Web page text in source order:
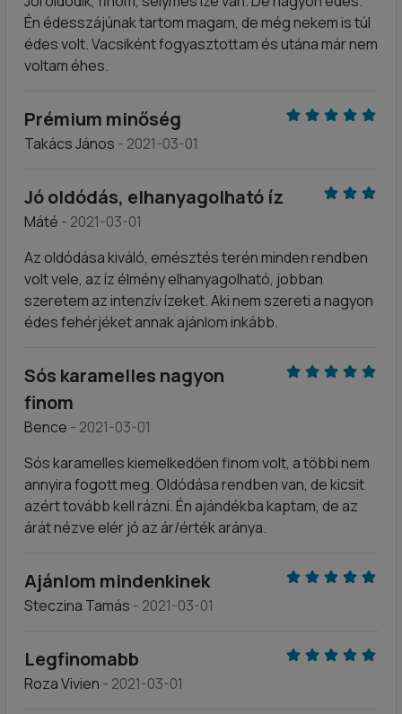
Én édesszájúnak tartom magam, de még nekem is túl
édes volt. Vacsiként fogyasztottam és utána már nem
voltam éhes.
Prémium minőség
Takács János - 2021-03-01
Jó oldódás, elhanyagolható íz
Máté - 2021-03-01
Az oldódása kiváló, emésztés terén minden rendben
volt vele, az íz élmény elhanyagolható, jobban
szeretem az intenzív ízeket. Aki nem szereti a nagyon
édes fehérjéket annak ajánlom inkább.
Sós karamelles nagyon
finom
Bence - 2021-03-01
Sós karamelles kiemelkedően finom volt, a többi nem
annyira fogott meg. Oldódása rendben van, de kicsit
azért tovább kell rázni. Én ajándékba kaptam, de az
árát nézve elér jó az ár/érték aránya.
Ajánlom mindenkinek
Steczina Tamás - 2021-03-01
Legfinomabb
Roza Vivien - 2021-03-01